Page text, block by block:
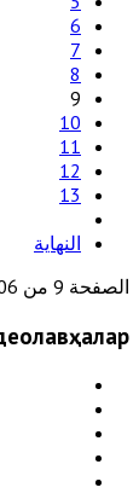
6
7
8
9
10
11
12
13
النهاية
الصفحة 9 من 306